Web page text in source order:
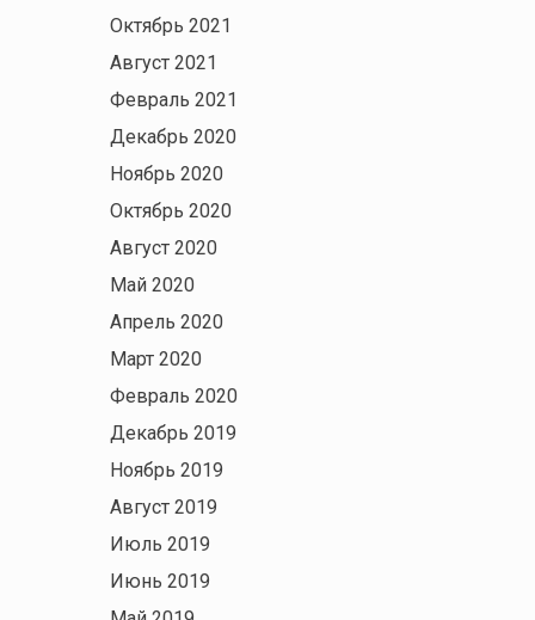
Октябрь 2021
Август 2021
Февраль 2021
Декабрь 2020
Ноябрь 2020
Октябрь 2020
Август 2020
Май 2020
Апрель 2020
Март 2020
Февраль 2020
Декабрь 2019
Ноябрь 2019
Август 2019
Июль 2019
Июнь 2019